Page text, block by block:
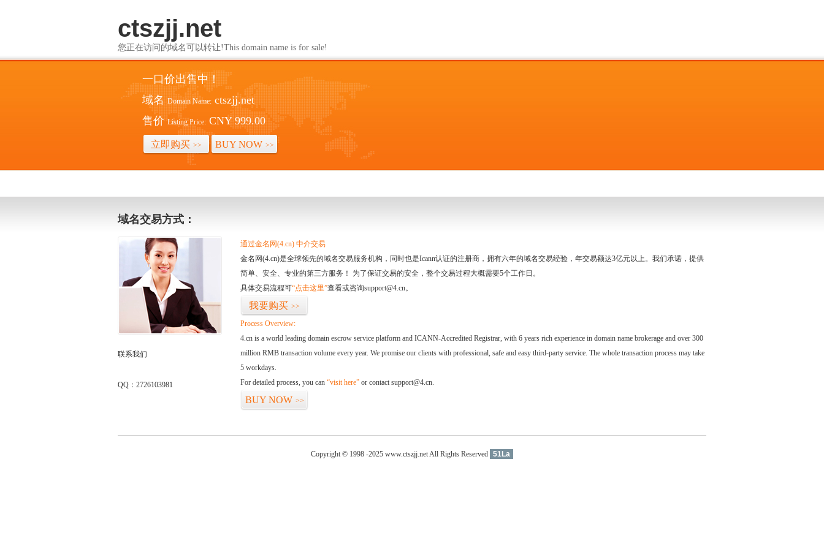
ctszjj.net
您正在访问的域名可以转让!This domain name is for sale!
一口价出售中！
域名 Domain Name: ctszjj.net
售价 Listing Price: CNY 999.00
立即购买 >> BUY NOW >>
域名交易方式：
联系我们
QQ：2726103981
通过金名网(4.cn) 中介交易
金名网(4.cn)是全球领先的域名交易服务机构，同时也是Icann认证的注册商，拥有六年的域名交易经验，年交易额达3亿元以上。我们承诺，提供
简单、安全、专业的第三方服务！ 为了保证交易的安全，整个交易过程大概需要5个工作日。
具体交易流程可“点击这里”查看或咨询support@4.cn。
我要购买 >>
Process Overview:
4.cn is a world leading domain escrow service platform and ICANN-Accredited Registrar, with 6 years rich experience in domain name brokerage and over 300
million RMB transaction volume every year. We promise our clients with professional, safe and easy third-party service. The whole transaction process may take
5 workdays.
For detailed process, you can “visit here” or contact support@4.cn.
BUY NOW >>
Copyright © 1998 -2025 www.ctszjj.net All Rights Reserved 51La